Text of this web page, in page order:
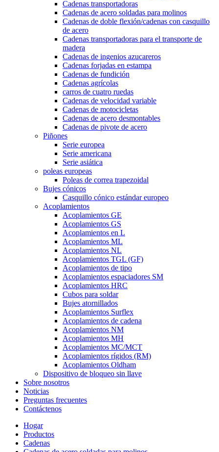
Cadenas transportadoras
Cadenas de acero soldadas para molinos
Cadenas de doble flexión/cadenas con casquillo
de acero
Cadenas transportadoras para el transporte de
madera
Cadenas de ingenios azucareros
Cadenas forjadas en estampa
Cadenas de fundición
Cadenas agrícolas
carros de cuatro ruedas
Cadenas de velocidad variable
Cadenas de motocicletas
Cadenas de acero desmontables
Cadenas de pivote de acero
Piñones
Serie europea
Serie americana
Serie asiática
poleas europeas
Poleas de correa trapezoidal
Bujes cónicos
Casquillo cónico estándar europeo
Acoplamientos
Acoplamientos GE
Acoplamientos GS
Acoplamientos en L
Acoplamientos ML
Acoplamientos NL
Acoplamientos TGL (GF)
Acoplamientos de tipo
Acoplamientos espaciadores SM
Acoplamientos HRC
Cubos para soldar
Bujes atornillados
Acoplamientos Surflex
Acoplamientos de cadena
Acoplamientos NM
Acoplamientos MH
Acoplamientos MC/MCT
Acoplamientos rígidos (RM)
Acoplamientos Oldham
Dispositivo de bloqueo sin llave
Sobre nosotros
Noticias
Preguntas frecuentes
Contáctenos
Hogar
Productos
Cadenas